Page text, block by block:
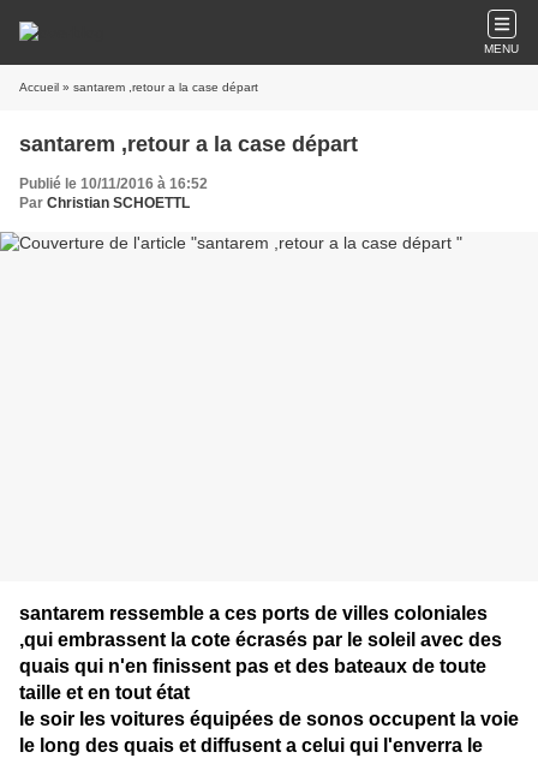
MENU
Accueil » santarem ,retour a la case départ
santarem ,retour a la case départ
Publié le 10/11/2016 à 16:52
Par Christian SCHOETTL
santarem ressemble a ces ports de villes coloniales
,qui embrassent la cote écrasés par le soleil avec des
quais qui n'en finissent pas et des bateaux de toute
taille et en tout état
le soir les voitures équipées de sonos occupent la voie
le long des quais et diffusent a celui qui l'enverra le